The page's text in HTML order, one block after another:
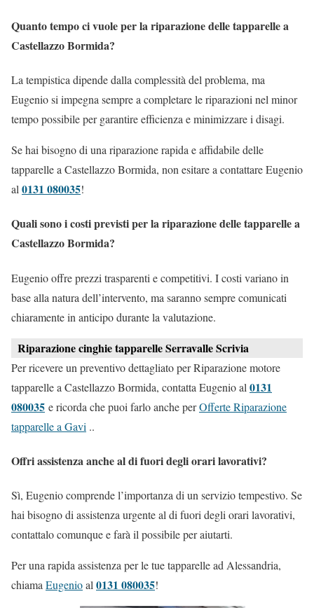
Quanto tempo ci vuole per la riparazione delle tapparelle a
Castellazzo Bormida?
La tempistica dipende dalla complessità del problema, ma
Eugenio si impegna sempre a completare le riparazioni nel minor
tempo possibile per garantire efficienza e minimizzare i disagi.
Se hai bisogno di una riparazione rapida e affidabile delle
tapparelle a Castellazzo Bormida, non esitare a contattare Eugenio
al0131 080035!
Quali sono i costi previsti per la riparazione delle tapparelle a
Castellazzo Bormida?
Eugenio offre prezzi trasparenti e competitivi. I costi variano in
base alla natura dell’intervento, ma saranno sempre comunicati
chiaramente in anticipo durante la valutazione.
Riparazione cinghie tapparelle Serravalle Scrivia
Per ricevere un preventivo dettagliato per Riparazione motore
tapparelle a Castellazzo Bormida, contatta Eugenio al 0131
080035 e ricorda che puoi farlo anche perOfferte Riparazione
tapparelle a Gavi ..
Offri assistenza anche al di fuori degli orari lavorativi?
Sì, Eugenio comprende l’importanza di un servizio tempestivo. Se
hai bisogno di assistenza urgente al di fuori degli orari lavorativi,
contattalo comunque e farà il possibile per aiutarti.
Per una rapida assistenza per le tue tapparelle ad Alessandria,
chiamaEugenioal0131 080035!